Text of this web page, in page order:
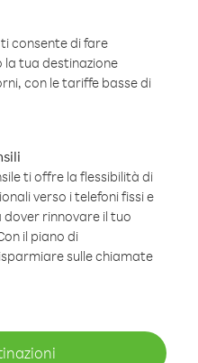
consente di fare
tua destinazione
con le tariffe basse di
ti offre la flessibilità di
verso i telefoni fissi e
dover rinnovare il tuo
il piano di
sulle chiamate